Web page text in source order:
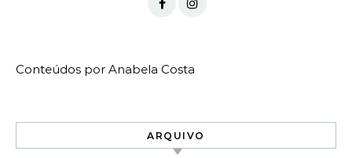
Conteúdos por Anabela Costa
ARQUIVO